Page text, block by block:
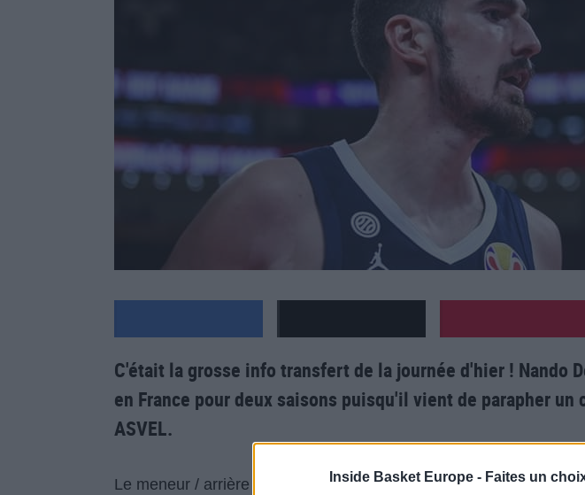
Inside Basket Europe - Faites un
C'était la grosse info transfert de la journée d'hier ! Nando
en France pour deux saisons puisqu'il vient de parapher un
ASVEL.
Le meneur / arrière de 35 ans vient de passer trois saisons en